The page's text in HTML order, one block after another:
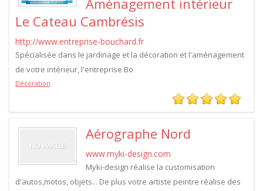
Aménagement intérieur
Le Cateau Cambrésis
http://www.entreprise-bouchard.fr
Spécialisée dans le jardinage et la décoration et l'aménagement
de votre intérieur, l'entreprise Bo
Décoration
Aérographe Nord
www.myki-design.com
Myki-design réalise la customisation
d'autos,motos, objets... De plus votre artiste peintre réalise des